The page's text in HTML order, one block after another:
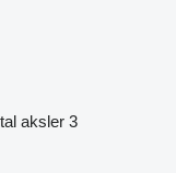
aksler 3